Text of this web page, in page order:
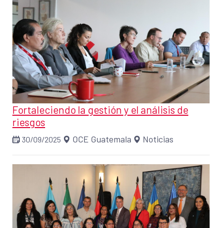
Fortaleciendo la gestión y el análisis de
riesgos
30/09/2025 OCE Guatemala Noticias